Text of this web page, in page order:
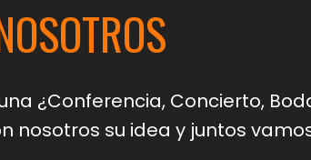
¿Conferencia, Concierto,
nosotros su idea y juntos